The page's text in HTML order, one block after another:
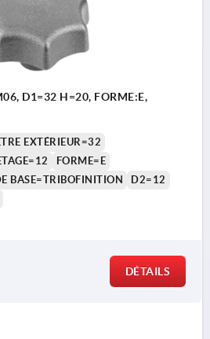
EXTÉRIEUR=32
FORME=E
BASE=TRIBOFINITION
D2=12
DÉTAILS